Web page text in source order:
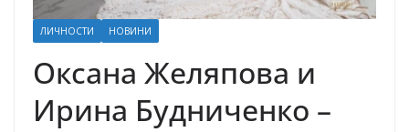
ЛИЧНОСТИ НОВИНИ
Оксана Желяпова и
Ирина Будниченко –